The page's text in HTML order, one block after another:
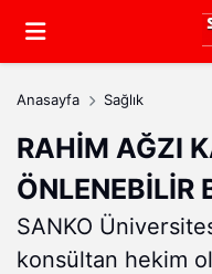
Anasayfa Sağlık
RAHİM AĞZI
ÖNLENEBİLİR
SANKO
konsültan hekim